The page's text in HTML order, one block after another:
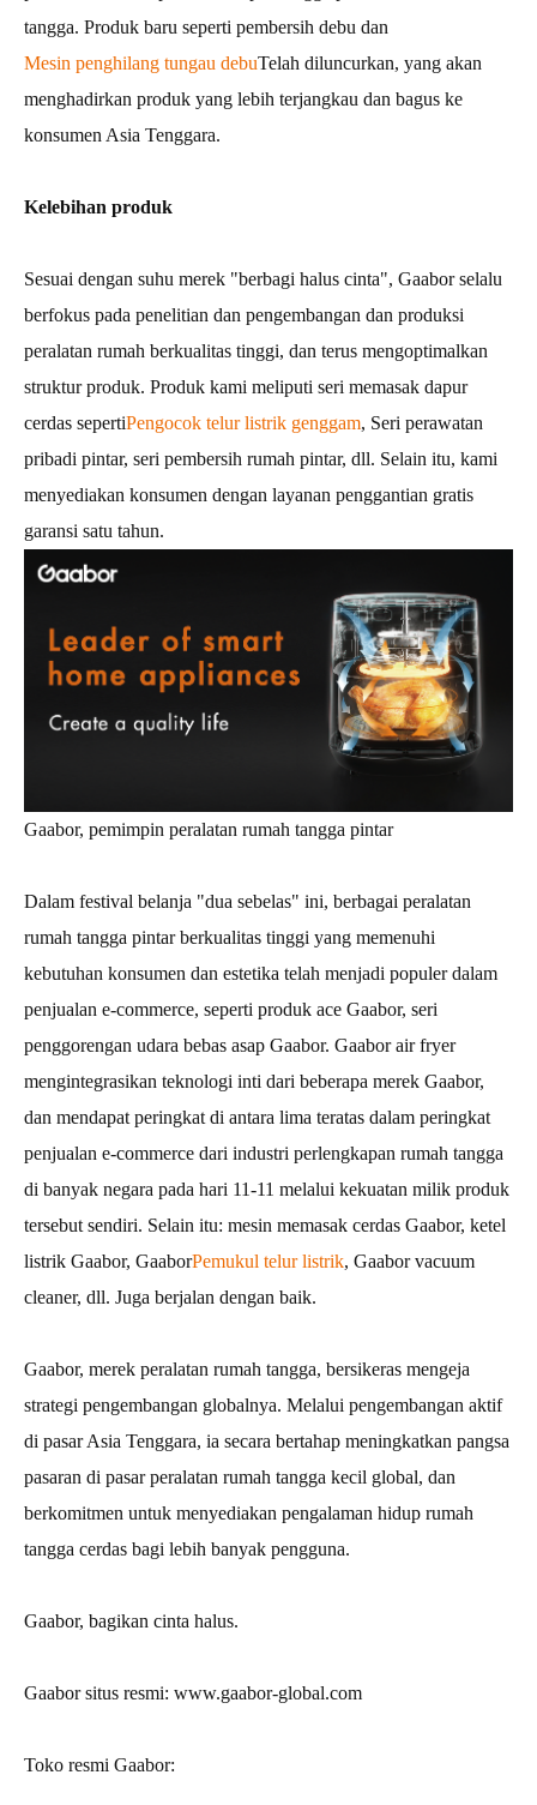
tangga. Produk baru seperti pembersih debu dan
Mesin penghilang tungau debuTelah diluncurkan, yang akan
menghadirkan produk yang lebih terjangkau dan bagus ke
konsumen Asia Tenggara.
Kelebihan produk
Sesuai dengan suhu merek "berbagi halus cinta", Gaabor selalu
berfokus pada penelitian dan pengembangan dan produksi
peralatan rumah berkualitas tinggi, dan terus mengoptimalkan
struktur produk. Produk kami meliputi seri memasak dapur
cerdas sepertiPengocok telur listrik genggam, Seri perawatan
pribadi pintar, seri pembersih rumah pintar, dll. Selain itu, kami
menyediakan konsumen dengan layanan penggantian gratis
garansi satu tahun.
Gaabor, pemimpin peralatan rumah tangga pintar
Dalam festival belanja "dua sebelas" ini, berbagai peralatan
rumah tangga pintar berkualitas tinggi yang memenuhi
kebutuhan konsumen dan estetika telah menjadi populer dalam
penjualan e-commerce, seperti produk ace Gaabor, seri
penggorengan udara bebas asap Gaabor. Gaabor air fryer
mengintegrasikan teknologi inti dari beberapa merek Gaabor,
dan mendapat peringkat di antara lima teratas dalam peringkat
penjualan e-commerce dari industri perlengkapan rumah tangga
di banyak negara pada hari 11-11 melalui kekuatan milik produk
tersebut sendiri. Selain itu: mesin memasak cerdas Gaabor, ketel
listrik Gaabor, GaaborPemukul telur listrik, Gaabor vacuum
cleaner, dll. Juga berjalan dengan baik.
Gaabor, merek peralatan rumah tangga, bersikeras mengeja
strategi pengembangan globalnya. Melalui pengembangan aktif
di pasar Asia Tenggara, ia secara bertahap meningkatkan pangsa
pasaran di pasar peralatan rumah tangga kecil global, dan
berkomitmen untuk menyediakan pengalaman hidup rumah
tangga cerdas bagi lebih banyak pengguna.
Gaabor, bagikan cinta halus.
Gaabor situs resmi: www.gaabor-global.com
Toko resmi Gaabor: